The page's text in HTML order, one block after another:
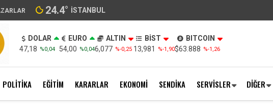
24.4° İSTANBUL
DOLAR
47,18 %0,04
EURO
54,00 %0,04
ALTIN
6,077 %-0,25
BİST
13,981
%-1,90
BITCOIN
$63.888 %-1,26
POLİTİKA EĞİTİM KARARLAR EKONOMİ SENDİKA SERVİSLER DİĞER